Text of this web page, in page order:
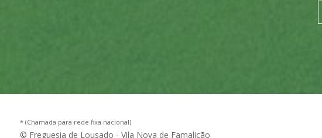
* (Chamada para rede fixa nacional)
© Freguesia de Lousado - Vila Nova de Famalicão